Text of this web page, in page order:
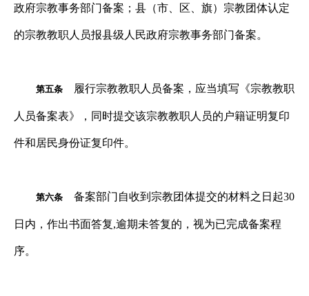
政府宗教事务部门备案；县（市、区、旗）宗教团体认定
的宗教教职人员报县级人民政府宗教事务部门备案。
第五条 履行宗教教职人员备案，应当填写《宗教教职
人员备案表》，同时提交该宗教教职人员的户籍证明复印
件和居民身份证复印件。
第六条 备案部门自收到宗教团体提交的材料之日起30
日内，作出书面答复,逾期未答复的，视为已完成备案程
序。